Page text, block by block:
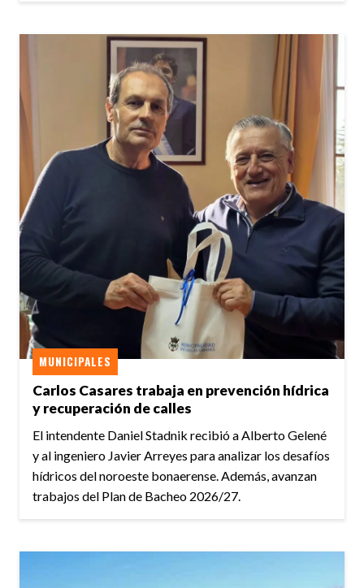
Carlos Casares trabaja en prevención hídrica
y recuperación de calles
MUNICIPALES
El intendente Daniel Stadnik recibió a Alberto Gelené
y al ingeniero Javier Arreyes para analizar los desafíos
hídricos del noroeste bonaerense. Además, avanzan
trabajos del Plan de Bacheo 2026/27.